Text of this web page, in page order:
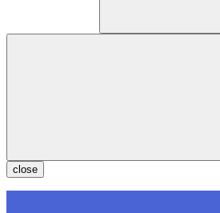
close